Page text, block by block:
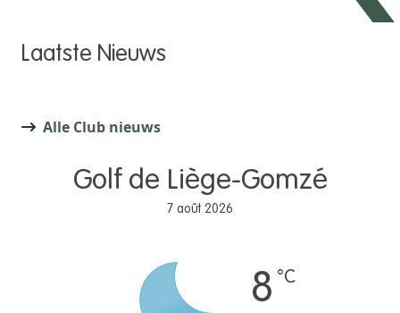
Laatste Nieuws
Alle Club nieuws
Golf de Liège-Gomzé
7 août 2026
8 °C